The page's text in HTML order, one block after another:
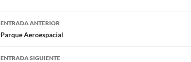
Navegación
de
entradas
ENTRADA ANTERIOR
Parque Aeroespacial
ENTRADA SIGUIENTE